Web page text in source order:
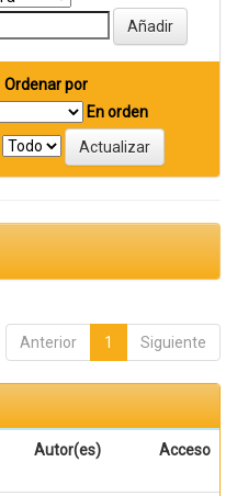
Ordenar por
En orden
Anterior 1 Siguiente
Autor(es) Acceso